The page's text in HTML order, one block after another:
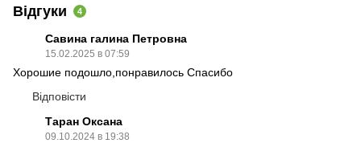
Відгуки 4
Савина галина Петровна
15.02.2025 в 07:59
Хорошие подошло,понравилось Спасибо
Відповісти
Таран Оксана
09.10.2024 в 19:38